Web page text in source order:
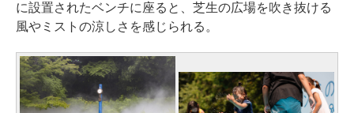
に設置されたベンチに座ると、芝生の広場を吹き抜ける
風やミストの涼しさを感じられる。